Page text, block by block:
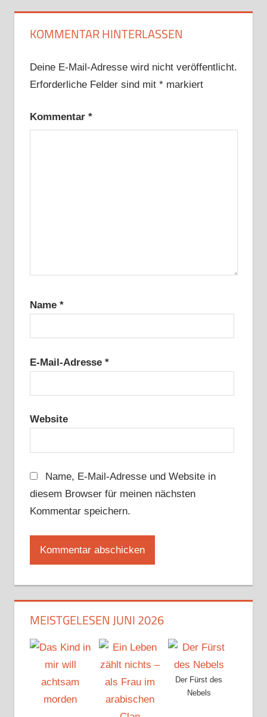
KOMMENTAR HINTERLASSEN
Deine E-Mail-Adresse wird nicht veröffentlicht.
Erforderliche Felder sind mit *markiert
Kommentar *
Name *
E-Mail-Adresse *
Website
Name, E-Mail-Adresse und Website in
diesem Browser für meinen nächsten
Kommentar speichern.
MEISTGELESEN JUNI 2026
Der Fürst des
Nebels